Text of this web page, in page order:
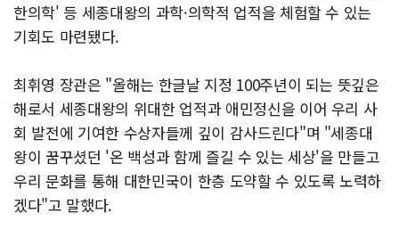
한의학' 등 세종대왕의 과학·의학적 업적을 체험할 수 있는
기회도 마련됐다.
최휘영 장관은 "올해는 한글날 지정 100주년이 되는 뜻깊은
해로서 세종대왕의 위대한 업적과 애민정신을 이어 우리 사
회 발전에 기여한 수상자들께 깊이 감사드린다"며 "세종대
왕이 꿈꾸셨던 '온 백성과 함께 즐길 수 있는 세상'을 만들고
우리 문화를 통해 대한민국이 한층 도약할 수 있도록 노력하
겠다"고 말했다.